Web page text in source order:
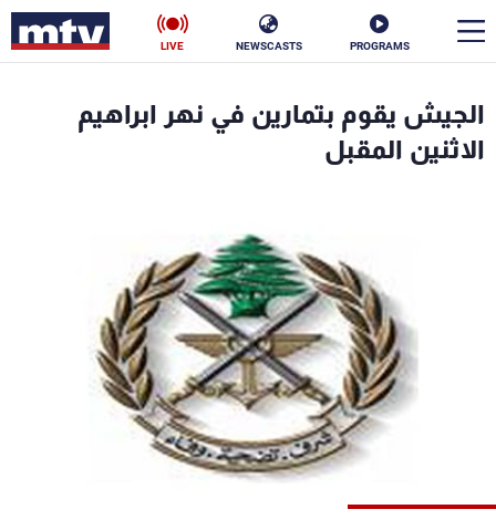
PROGRAMS
NEWSCASTS
LIVE
الجيش يقوم بتمارين في نهر ابراهيم
الاثنين المقبل
الأخبار
فن
رياضة
كأس العالم